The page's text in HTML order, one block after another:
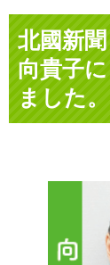
北國新
向貴子
ました。